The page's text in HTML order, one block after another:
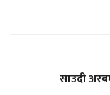
साउदी